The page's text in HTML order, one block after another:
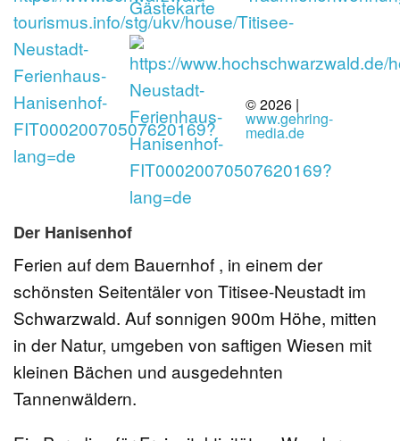
© 2026 |
www.gehring-
media.de
Der Hanisenhof
Ferien auf dem Bauernhof , in einem der
schönsten Seitentäler von Titisee-Neustadt im
Schwarzwald. Auf sonnigen 900m Höhe, mitten
in der Natur, umgeben von saftigen Wiesen mit
kleinen Bächen und ausgedehnten
Tannenwäldern.